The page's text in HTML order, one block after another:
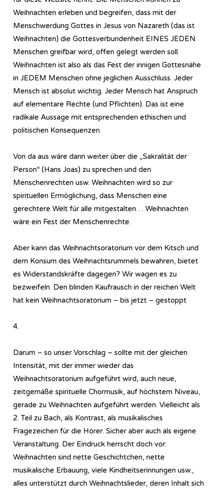
Weihnachten erleben und begreifen, dass mit der
Menschwerdung Gottes in Jesus von Nazareth (das ist
Weihnachten) die Gottesverbundenheit EINES JEDEN
Menschen greifbar wird, offen gelegt werden soll.
Weihnachten ist also als das Fest der innigen Gottesnähe
in JEDEM Menschen ohne jeglichen Ausschluss. Jeder
Mensch ist absolut wichtig. Jeder Mensch hat Anspruch
auf elementare Rechte (und Pflichten). Das ist eine
radikale Aussage mit entsprechenden ethischen und
politischen Konsequenzen.
Von da aus wäre dann weiter über die „Sakralität der
Person“ (Hans Joas) zu sprechen und den
Menschenrechten usw. Weihnachten wird so zur
spirituellen Ermöglichung, dass Menschen eine
gerechtere Welt für alle mitgestalten… Weihnachten
wäre ein Fest der Menschenrechte.
Aber kann das Weihnachtsoratorium vor dem Kitsch und
dem Konsum des Weihnachtsrummels bewahren, bietet
es Widerstandskräfte dagegen? Wir wagen es zu
bezweifeln. Den blinden Kaufrausch in der reichen Welt
hat kein Weihnachtsoratorium – bis jetzt – gestoppt
4.
Darum – so unser Vorschlag – sollte mit der gleichen
Intensität, mit der immer wieder das
Weihnachtsoratorium aufgeführt wird, auch neue,
zeitgemäße spirituelle Chormusik, auf höchstem Niveau,
gerade zu Weihnachten aufgeführt werden. Vielleicht als
2. Teil zu Bach, als Kontrast, als musikalisches
Fragezeichen für die Hörer. Sicher aber auch als eigene
Veranstaltung. Der Eindruck herrscht doch vor:
Weihnachten sind nette Geschichtchen, nette
musikalische Erbauung, viele Kindheitserinnungen usw.,
alles unterstützt durch Weihnachtslieder, deren Inhalt sich